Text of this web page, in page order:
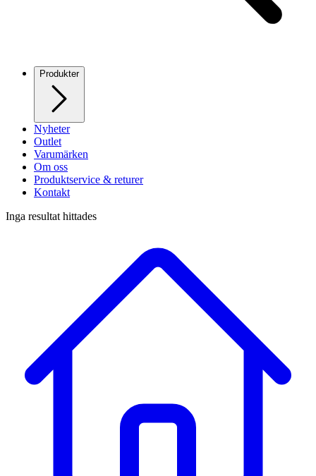
Produkter
Nyheter
Outlet
Varumärken
Om oss
Produktservice & returer
Kontakt
Inga resultat hittades